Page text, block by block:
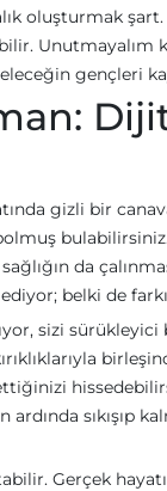
oluşturmak
Unutmayalım
gençleri
gizli bir
da
belki de
sizi
sıkışıp
Gerçek